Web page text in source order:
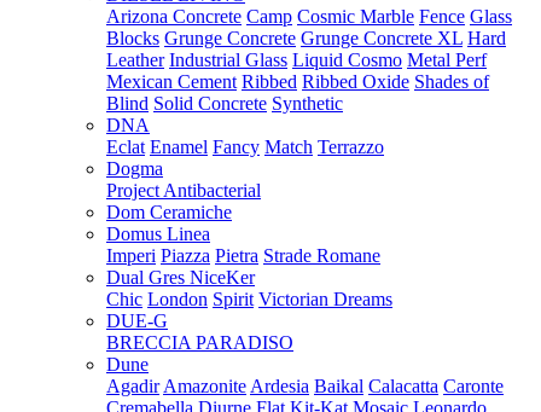
Arizona Concrete Camp Cosmic Marble Fence Glass
Blocks Grunge Concrete Grunge Concrete XL Hard
Leather Industrial Glass Liquid Cosmo Metal Perf
Mexican Cement Ribbed Ribbed Oxide Shades of
Blind Solid Concrete Synthetic
DNA
Eclat Enamel Fancy Match Terrazzo
Dogma
Project Antibacterial
Dom Ceramiche
Domus Linea
Imperi Piazza Pietra Strade Romane
Dual Gres NiceKer
Chic London Spirit Victorian Dreams
DUE-G
BRECCIA PARADISO
Dune
Agadir Amazonite Ardesia Baikal Calacatta Caronte